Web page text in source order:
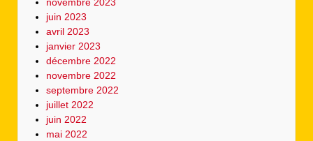
novembre 2023
juin 2023
avril 2023
janvier 2023
décembre 2022
novembre 2022
septembre 2022
juillet 2022
juin 2022
mai 2022